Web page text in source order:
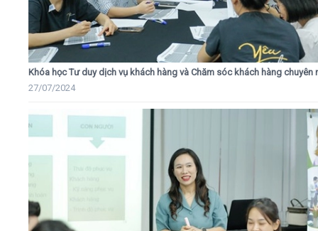
Khóa học Tư duy dịch vụ khách hàng và Chăm sóc khách hàng chuyên
27/07/2024